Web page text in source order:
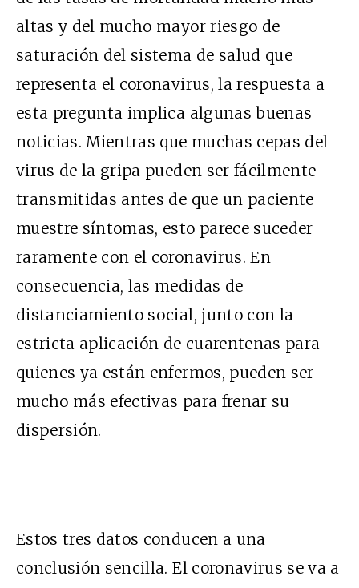
altas y del mucho mayor riesgo de
saturación del sistema de salud que
representa el coronavirus, la respuesta a
esta pregunta implica algunas buenas
noticias. Mientras que muchas cepas del
virus de la gripa pueden ser fácilmente
transmitidas antes de que un paciente
muestre síntomas, esto parece suceder
raramente con el coronavirus. En
consecuencia, las medidas de
distanciamiento social, junto con la
estricta aplicación de cuarentenas para
quienes ya están enfermos, pueden ser
mucho más efectivas para frenar su
dispersión.
Estos tres datos conducen a una
conclusión sencilla. El coronavirus se va a